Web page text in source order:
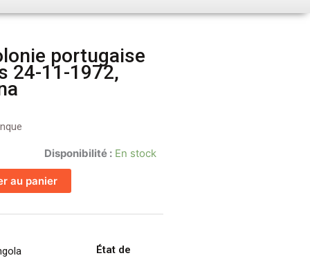
portugaise
24-11-1972,
Disponibilité : En stock
au panier
État de